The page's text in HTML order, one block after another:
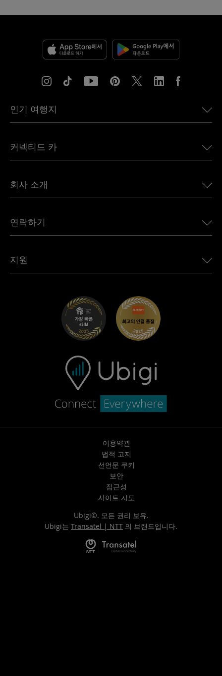
인기 여행지
유럽용 eSIM
캐나다용 eSIM
아프리카용 eSIM
모든 목적지 보기
커넥티드 카
Land Rover용 Ubigi
Jeep용 Ubigi
Mini용 Ubigi
Maserati용 Ubigi
회사 소개
언론에 소개된 Ubigi
Ubigi 앱
연락하기
제휴 프로그램
지원
이용약관
법적 고지
선언문 쿠키
보안
접근성
사이트 지도
Ubigi©. 모든 권리 보유.
Ubigi는 Transatel | NTT 의 브랜드입니다.